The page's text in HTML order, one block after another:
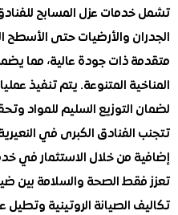
عزل المسابح للفنادق عدة
والأرضيات حتى الأسطح
ذات جودة عالية، مما يضمن
المتنوعة. يتم تنفيذ عمليات
السليم للمواد وتحقيق
الكبرى في النعيرية
من خلال الاستثمار في خدمات
الصحة والسلامة بين ضيوف
الروتينية وتطيل عمر